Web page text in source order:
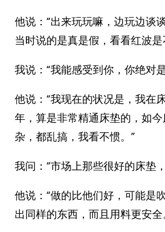
他说：“出来玩玩嘛，边玩边谈
当时说的是真是假，看看红波
我说：“我能感受到你，你绝对
他说：“我现在的状况是，我在
年，算是非常精通床垫的，如
杂，都乱搞，我看不惯。”
我问：“市场上那些很好的床垫
他说：“做的比他们好，可能是
出同样的东西，而且用料更安全